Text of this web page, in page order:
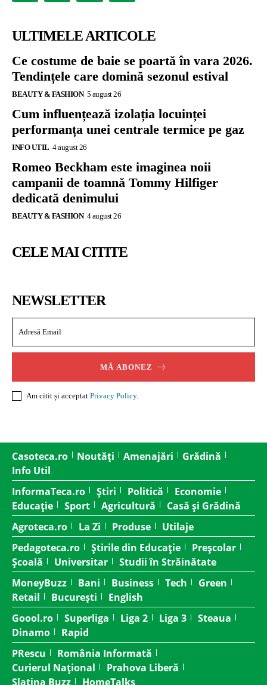
ULTIMELE ARTICOLE
Ce costume de baie se poartă în vara 2026.
Tendințele care domină sezonul estival
BEAUTY & FASHION 5 august 26
Cum influențează izolația locuinței
performanța unei centrale termice pe gaz
INFO UTIL 4 august 26
Romeo Beckham este imaginea noii
campanii de toamnă Tommy Hilfiger
dedicată denimului
BEAUTY & FASHION 4 august 26
CELE MAI CITITE
NEWSLETTER
MĂ ABONEZ
Am citit și acceptat Privacy Policy.
Casoteca.ro Noutăți Amenajări
Grădină
Info Util
InformaTeca.ro
Știri Politică
Economie
Educație
Sport Agricultură
Casă și Grădină
Agroteca.ro
La Zi Produse
Utilaje
Pedagoteca.ro
Știrile din Educație
Preșcolar
Școală
Universitar
Studii în Străinătate
MoneyBuzz
Bani Business Tech
Green
Retail
București
English
Goool.ro
Superliga Liga 2 Liga 3
Steaua
Dinamo
Rapid
PRescu
România Informată
Curierul Național
Prahova Liberă
Slatina Buzz
HomeTalks